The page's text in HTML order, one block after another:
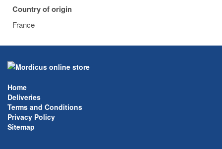
Country of origin
France
Home
Deliveries
Terms and Conditions
Privacy Policy
Sitemap